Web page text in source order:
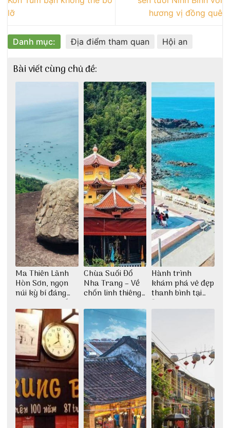
lỡ
hương vị đồng quê
Danh mục: Địa điểm tham quan Hội an
Bài viết cùng chủ đề:
Ma Thiên Lãnh
Hòn Sơn, ngọn
núi kỳ bí đáng
khám phá nhất
Chùa Suối Đổ
Nha Trang – Về
chốn linh thiêng
thiền định
Hành trình
khám phá vẻ đẹp
thanh bình tại
Đảo Phú Quý